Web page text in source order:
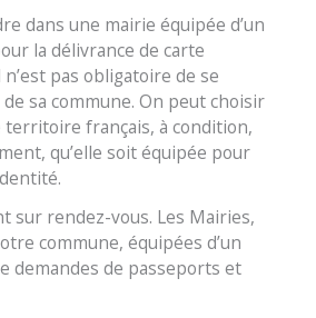
dans une mairie équipée d’un
la délivrance de carte
pas obligatoire de se
sa commune. On peut choisir
français, à condition,
qu’elle soit équipée pour
sur rendez-vous. Les Mairies,
commune, équipées d’un
demandes de passeports et